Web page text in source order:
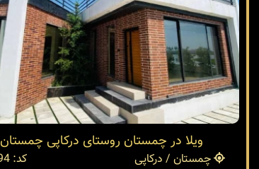
ویلا در چمستان روستای درکاپی چمستان
چمستان / درکاپی
کد: 37794